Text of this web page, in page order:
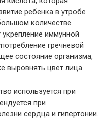
ребенка в утробе
количестве
иммунной
гречневой
состояние организма,
выровнять цвет лица.
используется при
при
сердца и гипертонии.